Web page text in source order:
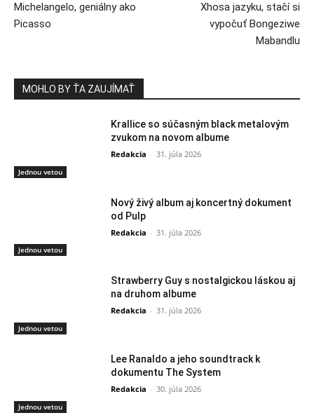
Michelangelo, geniálny ako
Picasso
Xhosa jazyku, stačí si
vypočuť Bongeziwe
Mabandlu
MOHLO BY ŤA ZAUJÍMAŤ
Jednou vetou
Krallice so súčasným black metalovým
zvukom na novom albume
Redakcia - 31. júla 2026
Jednou vetou
Nový živý album aj koncertný dokument
od Pulp
Redakcia - 31. júla 2026
Jednou vetou
Strawberry Guy s nostalgickou láskou aj
na druhom albume
Redakcia - 31. júla 2026
Jednou vetou
Lee Ranaldo a jeho soundtrack k
dokumentu The System
Redakcia - 30. júla 2026